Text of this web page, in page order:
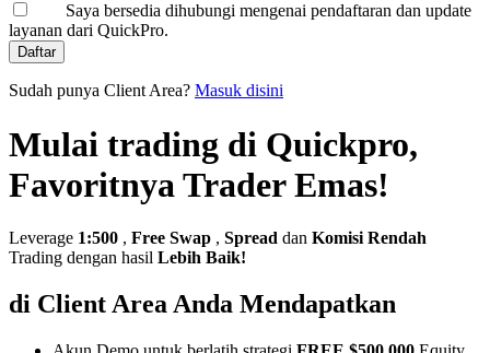
Saya bersedia dihubungi mengenai pendaftaran dan update
layanan dari QuickPro.
Daftar
Sudah punya Client Area? Masuk disini
Mulai trading di Quickpro,
Favoritnya Trader Emas!
Leverage 1:500 , Free Swap , Spread dan Komisi Rendah
Trading dengan hasil Lebih Baik!
di Client Area Anda Mendapatkan